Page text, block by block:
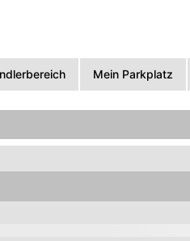
Mein Parkplatz